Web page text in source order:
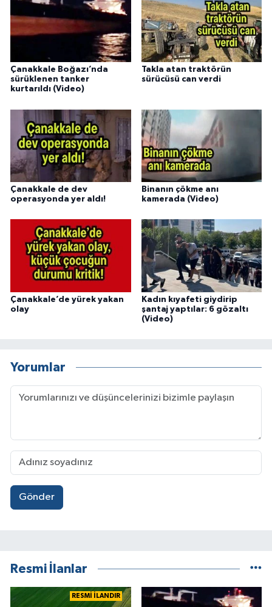
Çanakkale Boğazı’nda
sürüklenen tanker
kurtarıldı (Video)
Takla atan traktörün
sürücüsü can verdi
Çanakkale de dev
operasyonda yer aldı!
Binanın çökme anı
kamerada (Video)
Çanakkale’de yürek yakan
olay
Kadın kıyafeti giydirip
şantaj yaptılar: 6 gözaltı
(Video)
Yorumlar
Gönder
Resmi İlanlar
RESMİ İLANDIR